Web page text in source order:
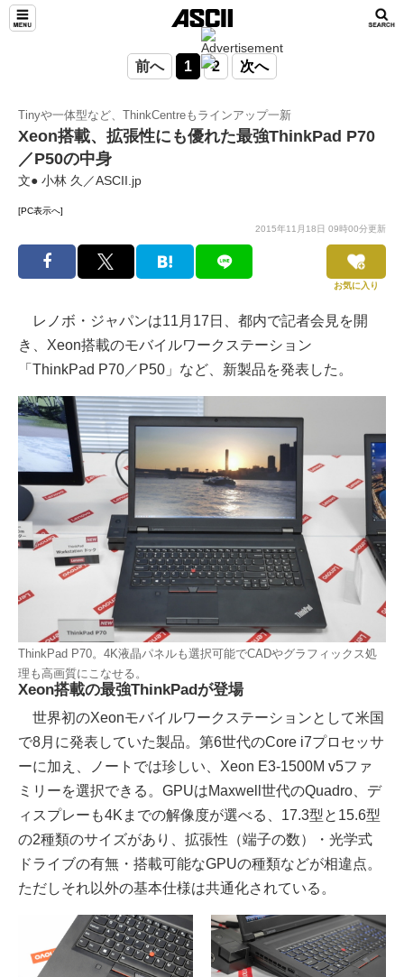
前へ 1 2 次へ
Tinyや一体型など、ThinkCentreもラインアップ一新
Xeon搭載、拡張性にも優れた最強ThinkPad P70
／P50の中身
文● 小林 久／ASCII.jp
[PC表示へ]
2015年11月18日 09時00分更新
お気に入り
レノボ・ジャパンは11月17日、都内で記者会見を開
き、Xeon搭載のモバイルワークステーション
「ThinkPad P70／P50」など、新製品を発表した。
ThinkPad P70。4K液晶パネルも選択可能でCADやグラフィックス処
理も高画質にこなせる。
Xeon搭載の最強ThinkPadが登場
世界初のXeonモバイルワークステーションとして米国
で8月に発表していた製品。第6世代のCore i7プロセッサ
ーに加え、ノートでは珍しい、Xeon E3-1500M v5ファ
ミリーを選択できる。GPUはMaxwell世代のQuadro、デ
ィスプレーも4Kまでの解像度が選べる、17.3型と15.6型
の2種類のサイズがあり、拡張性（端子の数）・光学式
ドライブの有無・搭載可能なGPUの種類などが相違点。
ただしそれ以外の基本仕様は共通化されている。